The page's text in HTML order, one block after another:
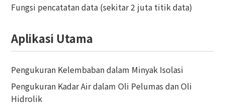
Fungsi pencatatan data (sekitar 2 juta titik data)
Aplikasi Utama
Pengukuran Kelembaban dalam Minyak Isolasi
Pengukuran Kadar Air dalam Oli Pelumas dan Oli
Hidrolik